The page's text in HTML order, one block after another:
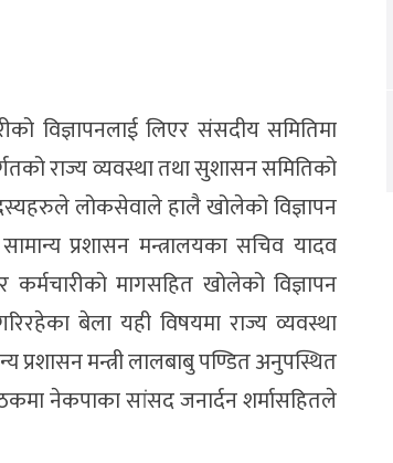
विज्ञापनलाई लिएर संसदीय समितिमा
राज्य व्यवस्था तथा सुशासन समितिको
लोकसेवाले हालै खोलेको विज्ञापन
प्रशासन मन्त्रालयका सचिव यादव
मागसहित खोलेको विज्ञापन
बेला यही विषयमा राज्य व्यवस्था
प्रशासन मन्त्री लालबाबु पण्डित अनुपस्थित
नेकपाका सांसद जनार्दन शर्मासहितले